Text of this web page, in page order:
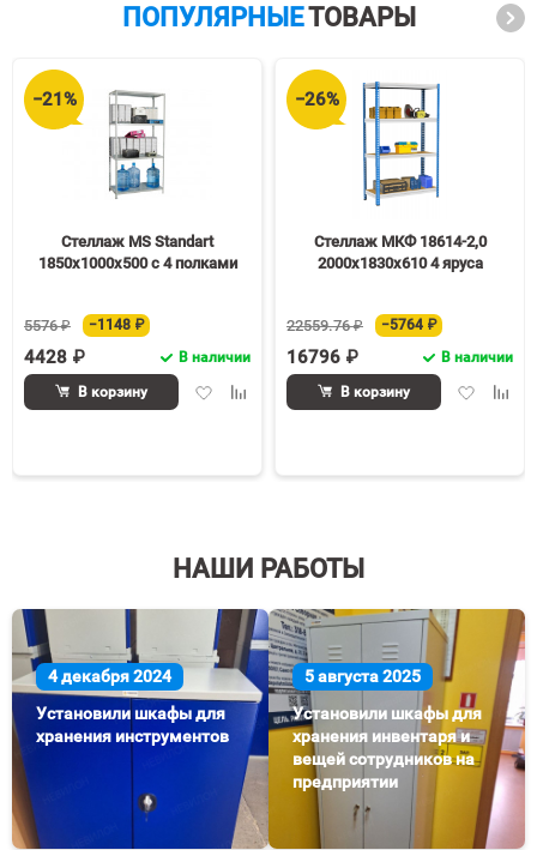
ПОПУЛЯРНЫЕТОВАРЫ
−21%
Стеллаж MS Standart
1850х1000х500 c 4 полками
5576 ₽ −1148 ₽
4428 ₽ В наличии
ДобавитьДобавить
В корзину
−26%
Стеллаж МКФ 18614-2,0
2000х1830х610 4 яруса
22559.76 ₽ −5764 ₽
16796 ₽ В наличии
Добавить
В корзину
НАШИ РАБОТЫ
4 декабря 2024
Установили шкафы для
хранения инструментов
5 августа 2025
Установили шкафы для
хранения инвентаря и
вещей сотрудников на
предприятии